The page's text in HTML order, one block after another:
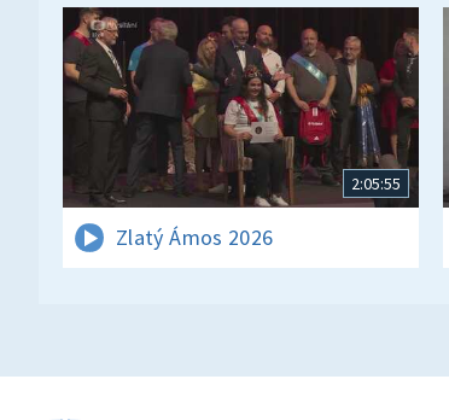
2:05:55
Zlatý Ámos 2026